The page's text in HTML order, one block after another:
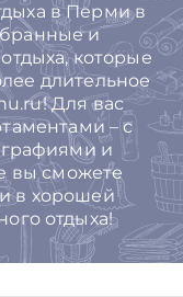
в Перми в
и
которые
длительное
Для вас
– с
и
вы сможете
в хорошей
отдыха!